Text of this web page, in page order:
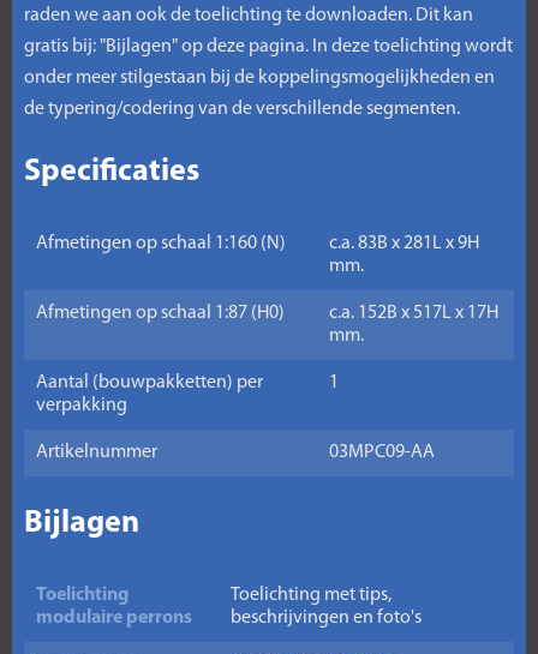
raden we aan ook de toelichting te downloaden. Dit kan
gratis bij: "Bijlagen" op deze pagina. In deze toelichting wordt
onder meer stilgestaan bij de koppelingsmogelijkheden en
de typering/codering van de verschillende segmenten.
Specificaties
Afmetingen op schaal 1:160 (N)
c.a. 83B x 281L x 9H
mm.
Afmetingen op schaal 1:87 (H0)
c.a. 152B x 517L x 17H
mm.
Aantal (bouwpakketten) per
verpakking
1
Artikelnummer 03MPC09-AA
Bijlagen
Toelichting
modulaire perrons
Toelichting met tips,
beschrijvingen en foto's